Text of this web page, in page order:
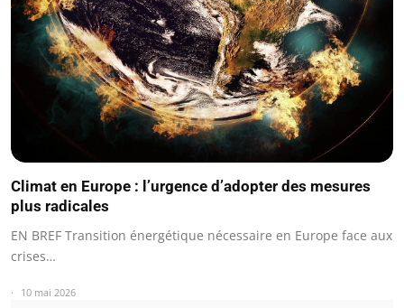
Climat en Europe : l’urgence d’adopter des mesures
plus radicales
EN BREF Transition énergétique nécessaire en Europe face aux
crises…
10 mai 2026